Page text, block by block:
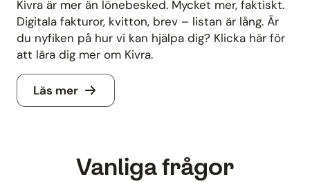
Kivra är mer än lönebesked. Mycket mer, faktiskt.
Digitala fakturor, kvitton, brev – listan är lång. Är
du nyfiken på hur vi kan hjälpa dig? Klicka här för
att lära dig mer om Kivra.
Läs mer
Vanliga frågor